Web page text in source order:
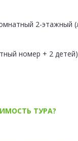
2-этажный
номер + 2 детей)
ТУРА?